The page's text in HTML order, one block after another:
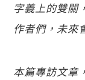
字義上的雙關
作者們，未來
本篇專訪文章